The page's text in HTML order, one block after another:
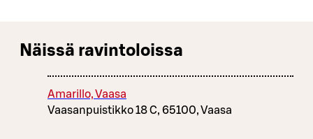
Näissä ravintoloissa
Amarillo, Vaasa
Vaasanpuistikko 18 C, 65100, Vaasa